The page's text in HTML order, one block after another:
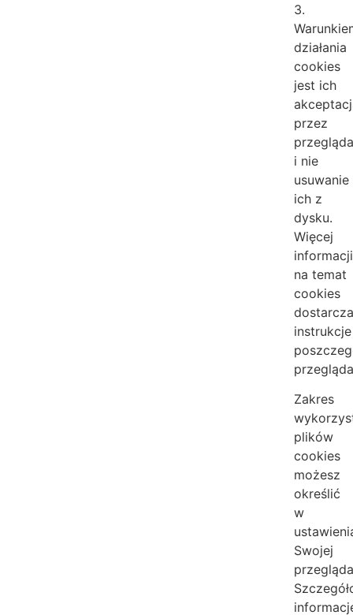
3.
działania
cookies
jest ich
przez
i nie
usuwanie
ich z
dysku.
Więcej
informacji
na temat
cookies
instrukcje
Zakres
plików
cookies
możesz
określić
w
Swojej